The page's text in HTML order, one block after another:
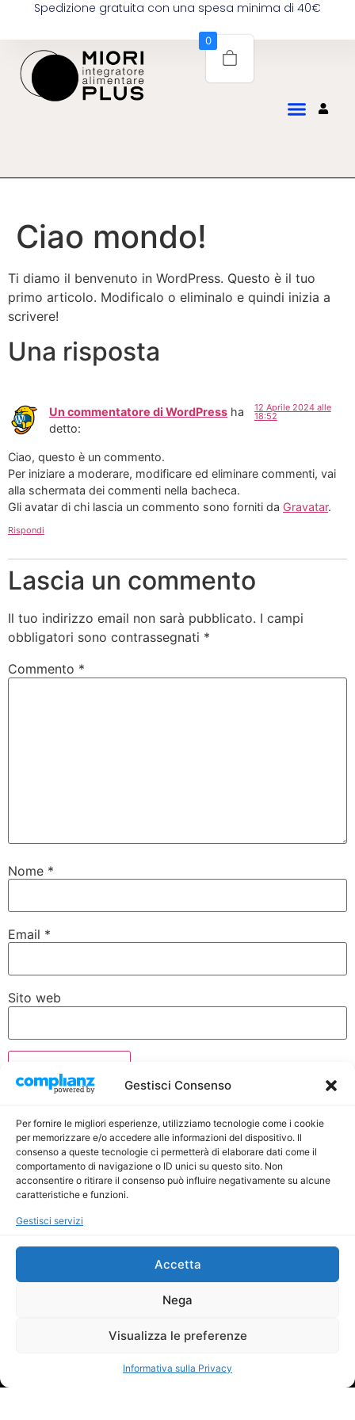
Gestisci Consenso
Per fornire le migliori esperienze, utilizziamo tecnologie come i cookie
per memorizzare e/o accedere alle informazioni del dispositivo. Il
consenso a queste tecnologie ci permetterà di elaborare dati come il
comportamento di navigazione o ID unici su questo sito. Non
acconsentire o ritirare il consenso può influire negativamente su alcune
caratteristiche e funzioni.
Gestisci servizi
Accetta
Nega
Visualizza le preferenze
Informativa sulla Privacy
Spedizione gratuita con una spesa minima di 40€
Ciao mondo!
Ti diamo il benvenuto in WordPress. Questo è il tuo
primo articolo. Modificalo o eliminalo e quindi inizia a
scrivere!
Una risposta
Un commentatore di WordPress ha
detto:
12 Aprile 2024 alle
18:52
Ciao, questo è un commento.
Per iniziare a moderare, modificare ed eliminare commenti, vai
alla schermata dei commenti nella bacheca.
Gli avatar di chi lascia un commento sono forniti da Gravatar.
Rispondi
Lascia un commento
Il tuo indirizzo email non sarà pubblicato. I campi
obbligatori sono contrassegnati *
Commento *
Nome *
Email *
Sito web
DERINVESTMENT S.R.L.S.
Partita IVA: 10524140968
Numero REA: MI - 2538757
20154, Milano (MI)
0